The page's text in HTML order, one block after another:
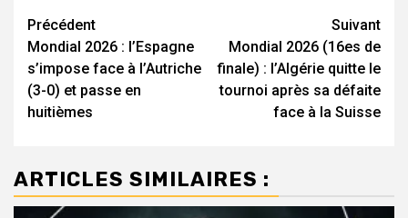
Navigation
d’article
Précédent
Mondial 2026 : l’Espagne
s’impose face à l’Autriche
(3-0) et passe en
huitièmes
Suivant
Mondial 2026 (16es de
finale) : l’Algérie quitte le
tournoi après sa défaite
face à la Suisse
ARTICLES SIMILAIRES :